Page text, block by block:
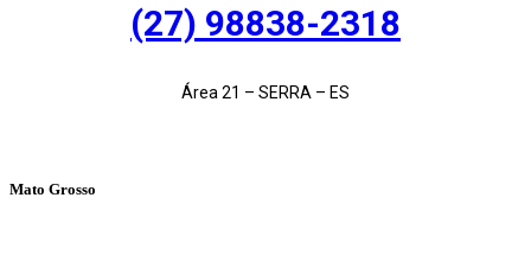
(27) 98838-2318
Área 21 – SERRA – ES
Mato Grosso